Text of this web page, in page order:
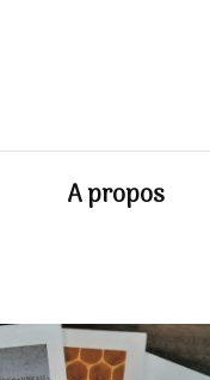
A propos